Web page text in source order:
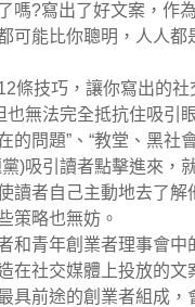
嗎?寫出了好文案，作
可能比你聰明，人人
條技巧，讓你寫出的
也無法完全抵抗住吸
的問題”、“教堂、黑社
)吸引讀者點擊進來，
讀者自己主動地去了
策略也無妨。
和青年創業者理事會
在社交媒體上投放的
具前途的創業者組成